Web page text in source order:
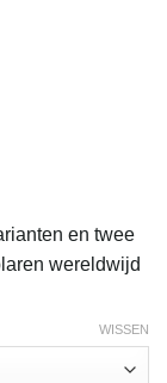
en twee
wereldwijd
WISSEN